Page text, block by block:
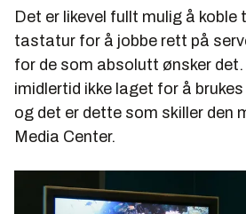
Det er likevel fullt mulig å koble
tastatur for å jobbe rett på
for de som absolutt ønsker det.
imidlertid ikke laget for å
og det er dette som skiller den
Media Center.